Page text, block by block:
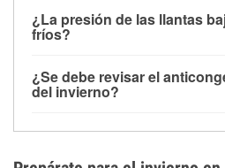
arranque.
la congelación y ayuda a
derretida en la carretera para
¿La presión de las llantas
fríos?
alrededor de 1 PSI por cada 10
temperatura. Puedes obtener
¿Se debe revisar el
del invierno?
el sobrecalentamiento en